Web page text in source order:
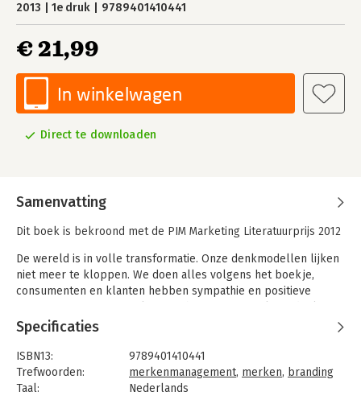
2013
1e druk 9789401410441
€ 21,99
In winkelwagen
Direct te downloaden
Samenvatting
Dit boek is bekroond met de PIM Marketing Literatuurprijs 2012
De wereld is in volle transformatie. Onze denkmodellen lijken
niet meer te kloppen. We doen alles volgens het boekje,
consumenten en klanten hebben sympathie en positieve
onder druk. We zullen dingen fundamenteel anders moeten
aanpakken, willen we weer relevant worden in het leven van
mensen.
In Transformeren om te overleven geeft Herman Toch zijn visie
Specificaties
ISBN13:
9789401410441
Trefwoorden:
merkenmanagement, merken, branding
Taal:
Nederlands